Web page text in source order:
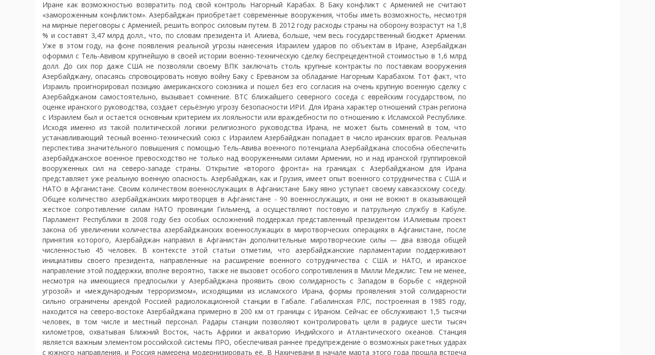
Иране как возможностью возвратить под свой контроль Нагорный Карабах. В Баку конфликт с Арменией не считают
«замороженным конфликтом». Азербайджан приобретает современные вооружения, чтобы иметь возможность, несмотря
на мирные переговоры с Арменией, решить вопрос силовым путем. В 2012 году расходы страны на оборону возрастут на 1,8
% и составят 3,47 млрд долл., что, по словам президента И. Алиева, больше, чем весь государственный бюджет Армении.
Уже в этом году, на фоне появления реальной угрозы нанесения Израилем ударов по объектам в Иране, Азербайджан
оформил с Тель-Авивом крупнейшую в своей истории военно-техническую сделку беспрецедентной стоимостью в 1,6 млрд
долл. До сих пор даже США не позволяли своему ВПК заключать столь крупные контракты по поставкам вооружения
Азербайджану, опасаясь спровоцировать новую войну Баку с Ереваном за обладание Нагорным Карабахом. Тот факт, что
Израиль проигнорировал позицию американского союзника и пошел без его согласия на очень крупную военную сделку с
Азербайджаном самостоятельно, вызывает сомнение. ВТС ближайшего северного соседа с еврейским государством, по
оценке иранского руководства, создает серьёзную угрозу безопасности ИРИ. Для Ирана характер отношений стран региона
с Израилем был и остается основным критерием их лояльности или враждебности по отношению к Исламской Республике.
Исходя именно из такой политической логики религиозного руководства Ирана, не может быть сомнений в том, что
устанавливающий тесный военно-технический союз с Израилем Азербайджан попадает в число иранских врагов. Реальная
перспектива значительного повышения с помощью Тель-Авива военного потенциала Азербайджана способна обеспечить
азербайджанское военное превосходство не только над вооруженными силами Армении, но и над иранской группировкой
вооруженных сил на северо-западе страны. Открытие «второго фронта» на границах с Азербайджаном для Ирана
представляет уже реальную военную опасность. Азербайджан, как и Грузия, имеет опыт военного сотрудничества с США и
НАТО в Афганистане. Своим количеством военнослужащих в Афганистане Баку явно уступает своему кавказскому соседу.
Общее количество азербайджанских миротворцев в Афганистане - 90 военнослужащих, и они не воюют в оказывающей
жесткое сопротивление силам НАТО провинции Гильменд, а осуществляют постовую и патрульную службу в Кабуле.
Парламент Республики в 2008 году без особых осложнений поддержал представленный президентом И.Алиевым проект
закона об увеличении количества азербайджанских военнослужащих в миротворческих операциях в Афганистане, после
принятия которого, Азербайджан направил в Афганистан дополнительные миротворческие силы — два взвода общей
численностью 45 человек. В контексте этой статьи отметим, что азербайджанские парламентарии поддерживают
инициативы своего президента, направленные на расширение военного сотрудничества с США и НАТО, и иранское
направление этой поддержки, вполне вероятно, также не вызовет особого сопротивления в Милли Меджлис. Тем не менее,
несмотря на имеющиеся предпосылки у Азербайджана проявить свою солидарность с Западом в борьбе с «ядерной
угрозой» и «международным терроризмом», исходящими из исламского Ирана, формы проявления этой солидарности
сильно ограничены арендой Россией радиолокационной станции в Габале. Габалинская РЛС, построенная в 1985 году,
находится на северо-востоке Азербайджана примерно в 200 км от границы с Ираном. Сейчас ее обслуживают 1,5 тысячи
человек, в том числе и местный персонал. Радары станции позволяют контролировать цели в радиусе шести тысяч
километров, охватывая Ближний Восток, часть Африки и акваторию Индийского и Атлантического океанов. Станция
является важным элементом российской системы ПРО, обеспечивая раннее предупреждение о возможных ракетных ударах
с южного направления, и Россия намерена модернизировать её. В Нахичевани в начале марта этого года прошла встреча